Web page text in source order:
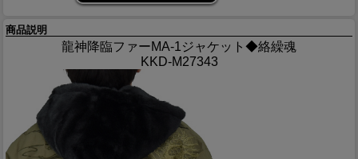
商品説明
龍神降臨ファーMA-1ジャケット◆絡繰魂
KKD-M27343